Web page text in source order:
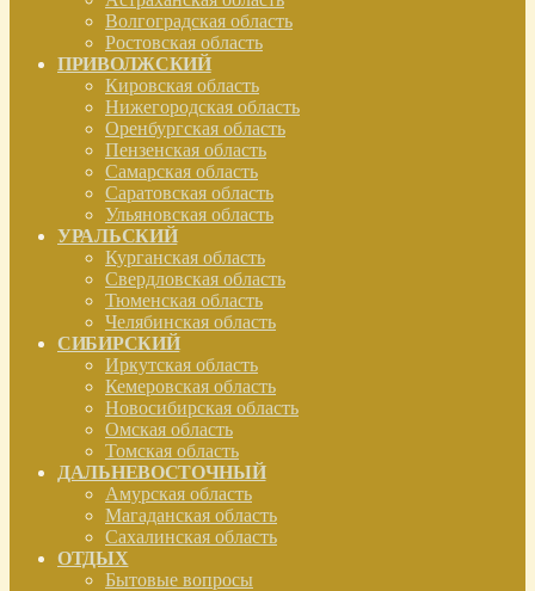
Волгоградская область
Ростовская область
ПРИВОЛЖСКИЙ
Кировская область
Нижегородская область
Оренбургская область
Пензенская область
Самарская область
Саратовская область
Ульяновская область
УРАЛЬСКИЙ
Курганская область
Свердловская область
Тюменская область
Челябинская область
СИБИРСКИЙ
Иркутская область
Кемеровская область
Новосибирская область
Омская область
Томская область
ДАЛЬНЕВОСТОЧНЫЙ
Амурская область
Магаданская область
Сахалинская область
ОТДЫХ
Бытовые вопросы